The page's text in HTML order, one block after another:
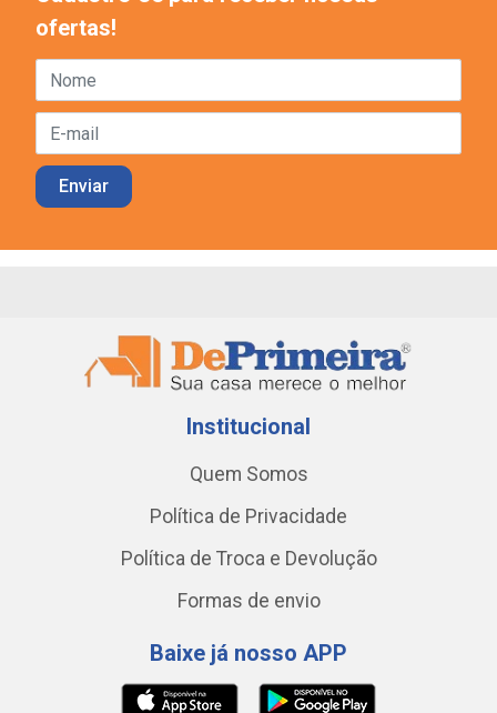
ofertas!
Institucional
Quem Somos
Política de Privacidade
Política de Troca e Devolução
Formas de envio
Baixe já nosso APP